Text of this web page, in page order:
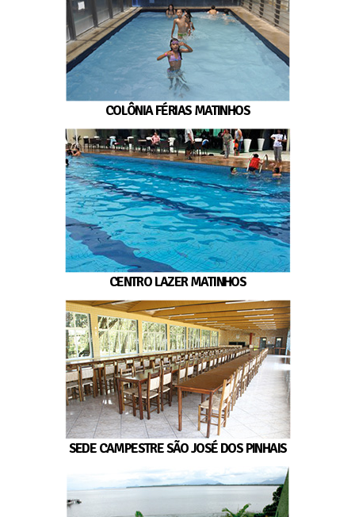
COLÔNIA FÉRIAS MATINHOS
CENTRO LAZER MATINHOS
SEDE CAMPESTRE SÃO JOSÉ DOS PINHAIS